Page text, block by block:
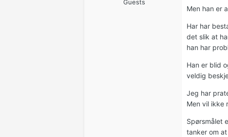
Guests
Men han er
Har har
det slik at
han har
Han er blid
veldig
Jeg har
Men vil ikke
Spørsmålet
tanker om